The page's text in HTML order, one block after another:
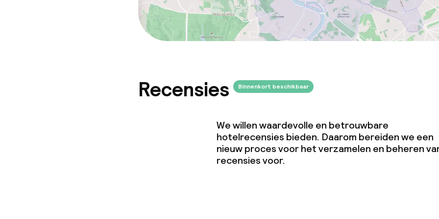
Recensies Binnenkort beschikbaar
We willen waardevolle en betrouwbare
hotelrecensies bieden. Daarom bereiden we een
nieuw proces voor het verzamelen en beheren
recensies voor.